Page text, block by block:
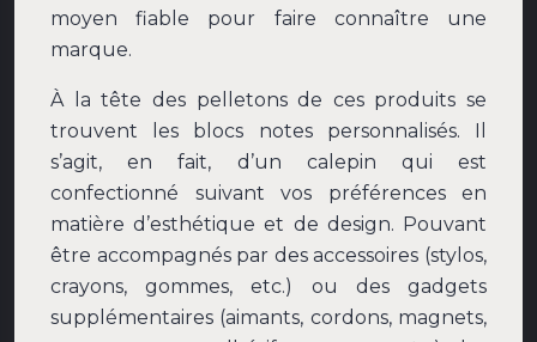
moyen fiable pour faire connaître une
marque.
À la tête des pelletons de ces produits se
trouvent les blocs notes personnalisés. Il
s’agit, en fait, d’un calepin qui est
confectionné suivant vos préférences en
matière d’esthétique et de design. Pouvant
être accompagnés par des accessoires (stylos,
crayons, gommes, etc.) ou des gadgets
supplémentaires (aimants, cordons, magnets,